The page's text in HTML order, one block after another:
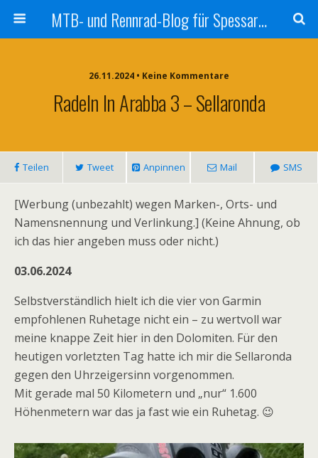
MTB- und Rennrad-Blog für Spessart und Umgebung
26.11.2024 • Keine Kommentare
Radeln In Arabba 3 – Sellaronda
Teilen Tweet Anpinnen Mail SMS
[Werbung (unbezahlt) wegen Marken-, Orts- und
Namensnennung und Verlinkung.] (Keine Ahnung, ob
ich das hier angeben muss oder nicht.)
03.06.2024
Selbstverständlich hielt ich die vier von Garmin
empfohlenen Ruhetage nicht ein – zu wertvoll war
meine knappe Zeit hier in den Dolomiten. Für den
heutigen vorletzten Tag hatte ich mir die Sellaronda
gegen den Uhrzeigersinn vorgenommen.
Mit gerade mal 50 Kilometern und „nur“ 1.600
Höhenmetern war das ja fast wie ein Ruhetag. 😉